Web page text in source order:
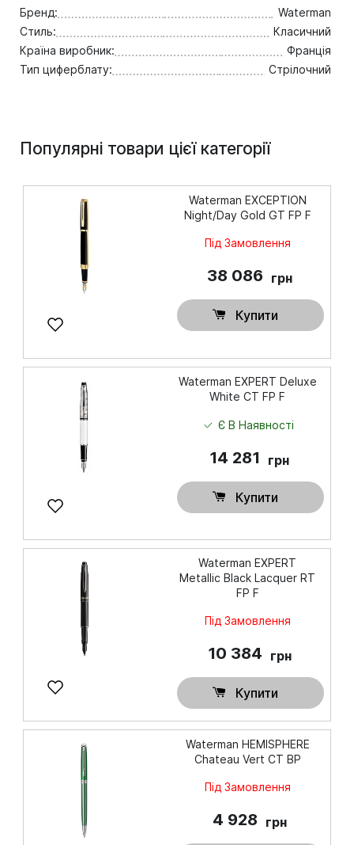
многослойное покрытие
высококачественным и особо
прочным лаком изумительного
белого цвета бареля,
“брендованное кольцо”, отдельные
Бренд:
Waterman
Стиль:
Класичний
Країна виробник:
Франція
Тип циферблату:
Стрілочний
Популярні товари цієї категорії
Waterman EXCEPTION
Night/Day Gold GT FP F
Під Замовлення
38 086 грн
Купити
Waterman EXPERT Deluxe
White CT FP F
Є В Наявності
14 281 грн
Купити
Waterman EXPERT
Metallic Black Lacquer RT
FP F
Під Замовлення
10 384 грн
Купити
Waterman HEMISPHERE
Chateau Vert CT BP
Під Замовлення
4 928 грн